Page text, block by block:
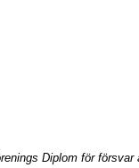
Diplom för